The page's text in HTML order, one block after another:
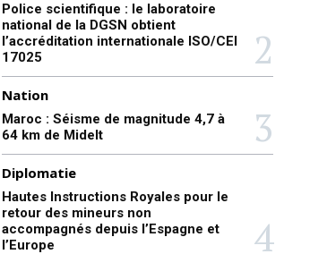
Police scientifique : le laboratoire
national de la DGSN obtient
l’accréditation internationale ISO/CEI
17025
Nation
Maroc : Séisme de magnitude 4,7 à
64 km de Midelt
Diplomatie
Hautes Instructions Royales pour le
retour des mineurs non
accompagnés depuis l’Espagne et
l’Europe